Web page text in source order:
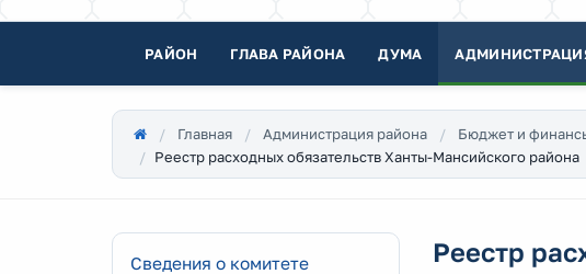
РАЙОН ГЛАВА РАЙОНА ДУМА
Главная Администрация района
Бюджет и
Реестр расходных обязательств Ханты-Мансийского района
Сведения о комитете
Реестр